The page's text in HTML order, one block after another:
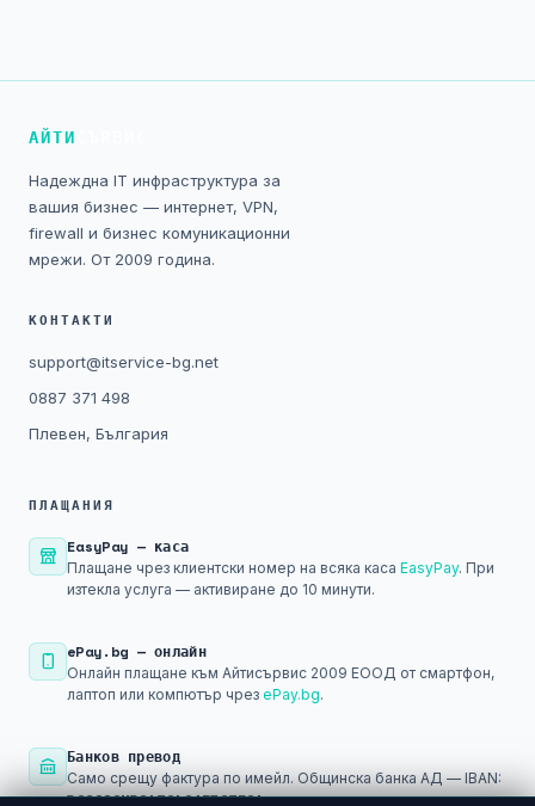
АЙТИ
Надеждна IT инфраструктура за
вашия бизнес — интернет, VPN,
firewall и бизнес комуникационни
мрежи. От 2009 година.
КОНТАКТИ
support@itservice-bg.net
0887 371 498
Плевен, България
ПЛАЩАНИЯ
EasyPay — каса
Плащане чрез клиентски номер на всяка каса EasyPay. При
изтекла услуга — активиране до 10 минути.
ePay.bg — онлайн
Онлайн плащане към Айтисървис 2009 ЕООД от смартфон,
лаптоп или компютър чрез ePay.bg.
Банков превод
Само срещу фактура по имейл. Общинска банка АД — IBAN:
BG29SOMB91301045793501